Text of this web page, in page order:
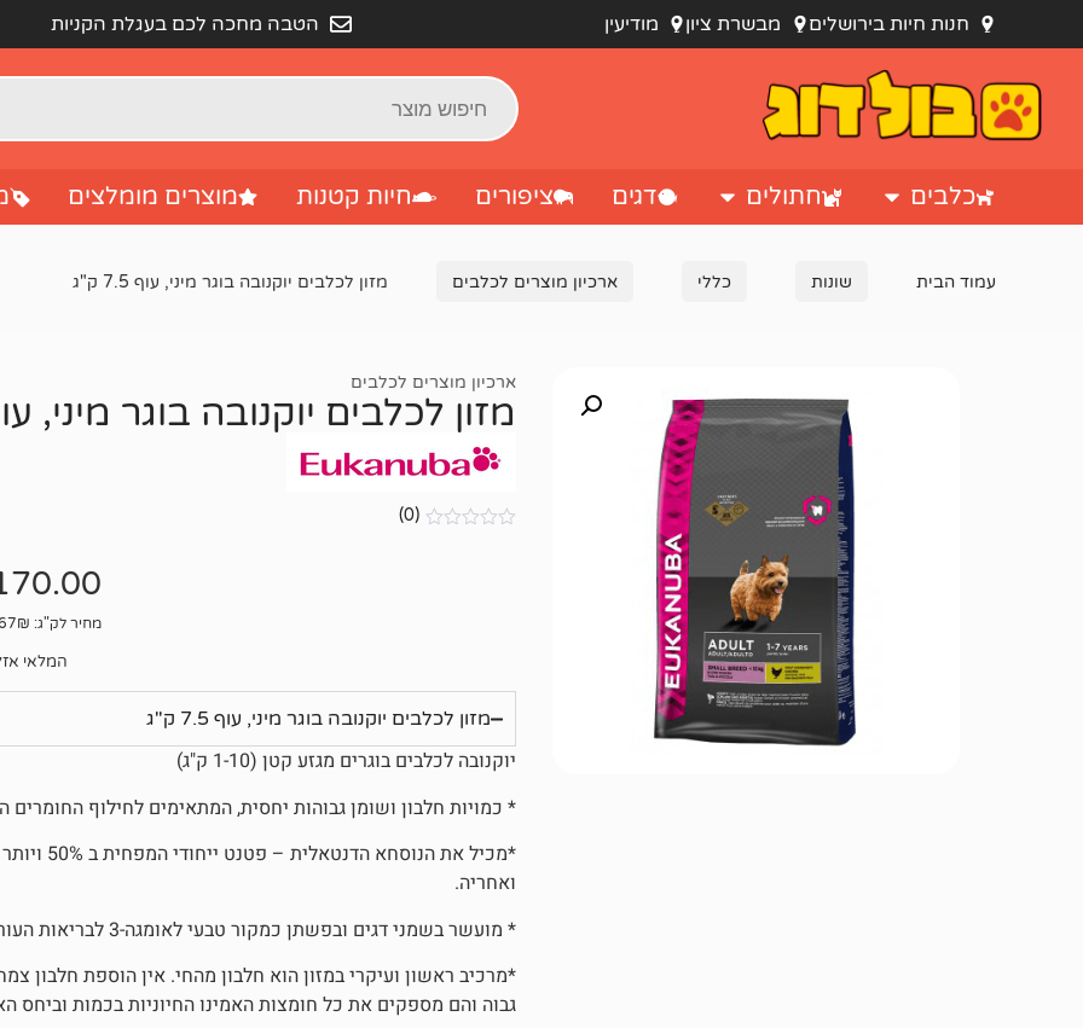
חנות חיות בירושלים מבשרת ציון מודיעין הטבה מחכה לכם בעגלת הקניות
כלבים חתולים דגים ציפורים חיות קטנות מוצרים מומלצים
עמוד הבית שונות כללי ארכיון מוצרים לכלבים מזון לכלבים יוקנובה בוגר מיני, עוף 7.5 ק"ג
ארכיון מוצרים לכלבים
מזון לכלבים יוקנובה בוגר מיני, עוף 7.5
(0)
מחיר לק"ג: 22.67₪
המלאי
מזון לכלבים יוקנובה בוגר מיני, עוף 7.5 ק"ג
יוקנובה לכלבים בוגרים מגזע קטן (1-10 ק"ג)
* כמויות חלבון ושומן גבוהות יחסית, המתאימים לחילוף החומרים
*מכיל את
ואחריה.
* מועשר בשמני דגים ובפשתן כמקור טבעי לאומגה-3 לבריאות העור והפרווה וביחס הנכון להפחתת התגובה הדלקתית.
*מרכיב ראשון ועיקרי במזון הוא חלבון מהחי. אין הוספת חלבון
גבוה והם מספקים את כל חומצות האמינו החיוניות בכמות וביחס